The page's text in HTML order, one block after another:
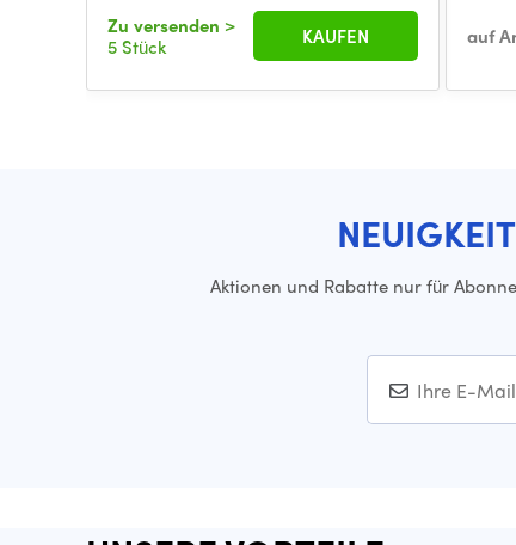
Zu versenden >
5 Stück
KAUFEN auf
Aktionen und Rabatte nur für